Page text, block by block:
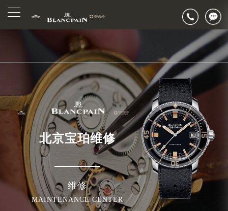
官网公告>
▲
▼
2026年7月北京市宝珀官方售后客户服务热线：400-883-8293
2026年7月宝珀售后服务中心最新网点地址：
北京市东城区东长安街1号东方广场写字楼W3座6层602室（需提前预约）
北京市朝阳区建国门外大街甲6号华熙国际中心写字楼D座11层1102室（需提前预约）
北京市朝阳区建国门外大街甲6号华熙国际中心D座11层1102室宝珀售后服务中心（需提前预约）
节假日正常营业！
北京宝珀维修
维修
MAINTENANCE CENTER